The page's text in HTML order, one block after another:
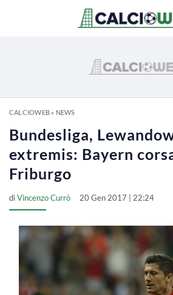
CALCIOWEB» NEWS
Bundesliga,
extremis: Bayern
Friburgo
diVincenzo Currò 20 Gen 2017 | 22:24